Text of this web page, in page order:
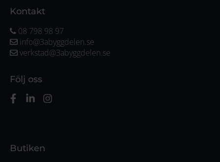
Kontakt
08 798 98 97
info@3abyggdelen.se
verkstad@3abyggdelen.se
Följ oss
Butiken